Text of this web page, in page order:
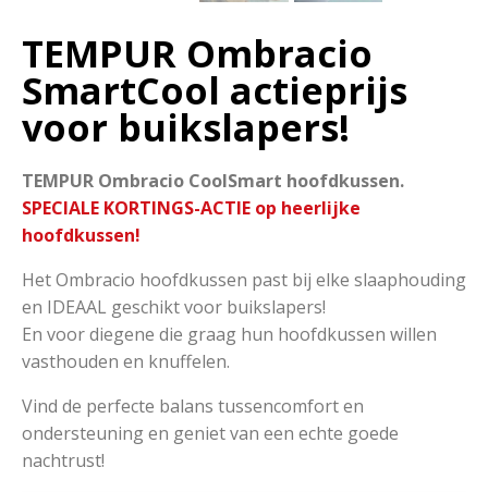
TEMPUR Ombracio
SmartCool actieprijs
voor buikslapers!
TEMPUR Ombracio CoolSmart hoofdkussen.
SPECIALE KORTINGS-ACTIE op heerlijke
hoofdkussen!
Het Ombracio hoofdkussen past bij elke slaaphouding
en IDEAAL geschikt voor buikslapers!
En voor diegene die graag hun hoofdkussen willen
vasthouden en knuffelen.
Vind de perfecte balans tussencomfort en
ondersteuning en geniet van een echte goede
nachtrust!